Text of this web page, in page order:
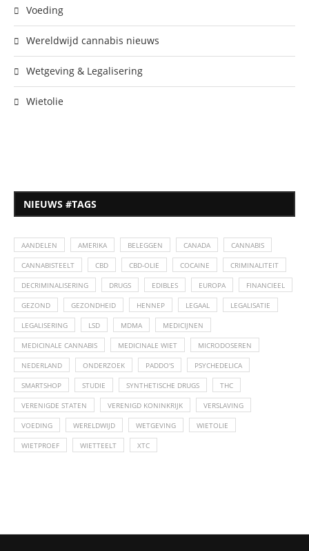
Voeding
Wereldwijd cannabis nieuws
Wetgeving & Legalisering
Wietolie
NIEUWS #TAGS
AANDELEN AMERIKA BELEGGEN CANADA CANNABIS
CANNABISTEELT CBD CBD-OLIE COCAINE CRIMINALITEIT
DECRIMINALISERING DRUGS EDIBLES EUROPA FINANCIEEL
GEZOND GEZONDHEID HENNEP LEGAAL LEGALISATIE
LEGALISERING LSD MDMA MEDICIJNEN
MEDICINALE CANNABIS MEDICINALE WIET MICRODOSEREN
NEDERLAND ONDERZOEK PADDO'S PSYCHEDELICA
SMARTSHOP STUDIE SYNTHETISCHE DRUGS THC
VERENIGDE STATEN VERENIGD KONINKRIJK VERSLAVING
VOEDING WERELDWIJD WETGEVING WIETOLIE
WIETPROEF WIETTEELT XTC